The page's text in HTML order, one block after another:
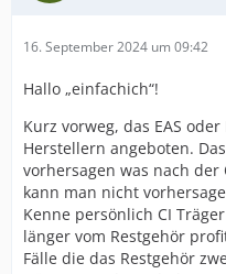
16. September 2024 um 09:42
Hallo „einfachich“!
Kurz vorweg, das EAS
Herstellern angeboten.
vorhersagen was nach der
kann man nicht
Kenne persönlich CI
länger vom Restgehör
Fälle die das Restgehör